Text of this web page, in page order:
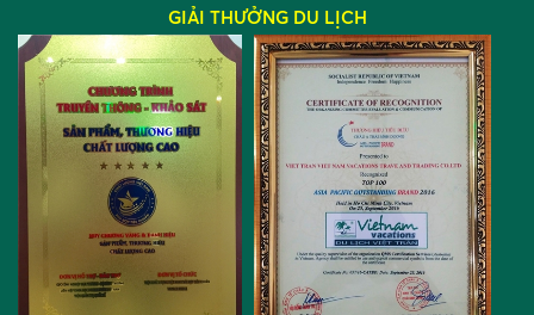
GIẢI THƯỞNG DU LỊCH